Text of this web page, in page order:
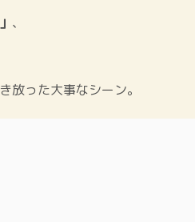
、
放った大事なシーン。